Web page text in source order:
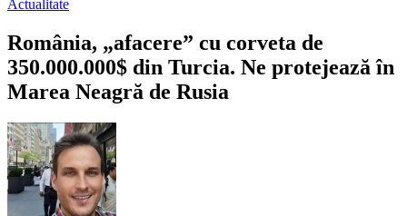
Actualitate
România, „afacere” cu corveta de
350.000.000$ din Turcia. Ne protejează în
Marea Neagră de Rusia